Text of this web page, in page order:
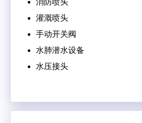
灌溉喷头
手动开关阀
水肺潜水设备
水压接头